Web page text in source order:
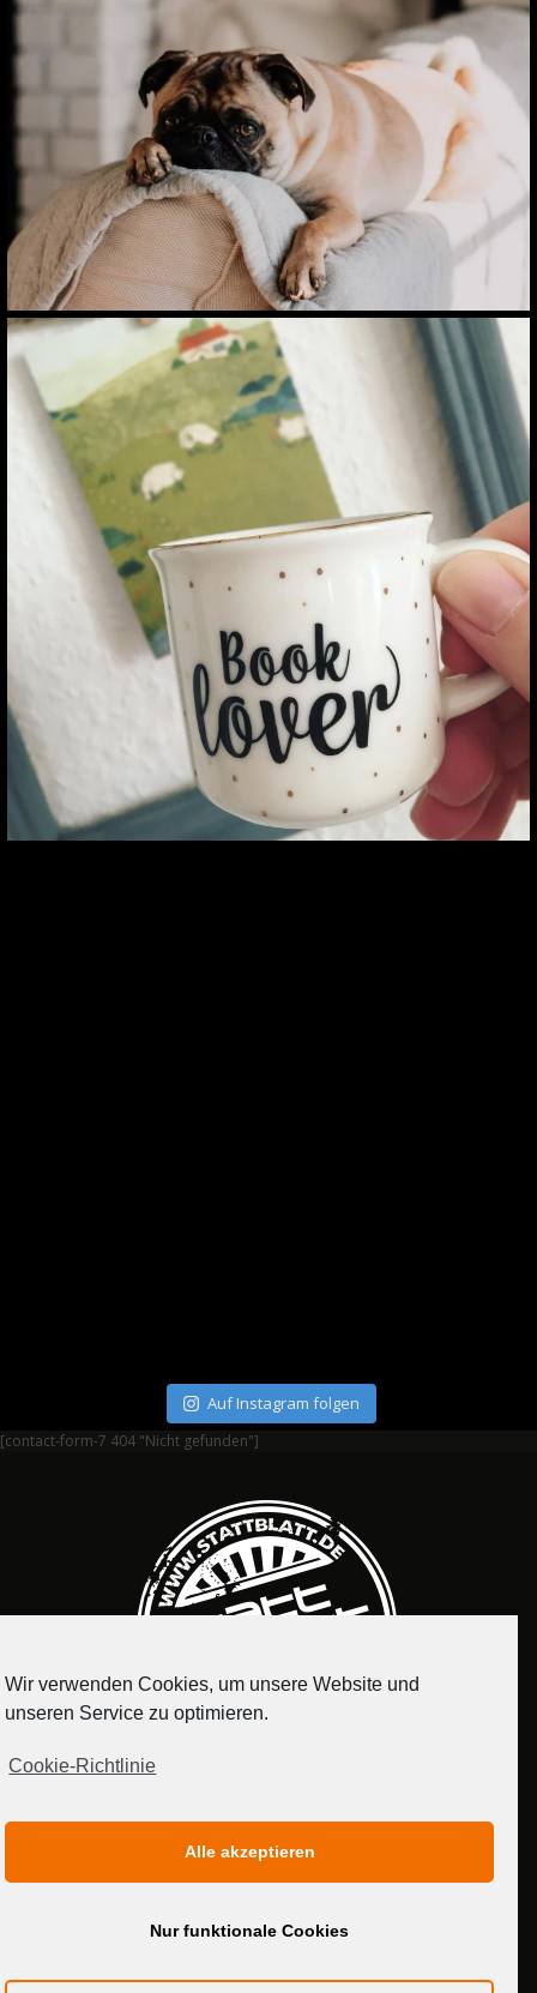
Auf Instagram folgen
[contact-form-7 404 "Nicht gefunden"]
MEDIADATEN
Wir verwenden Cookies, um unsere Website und
unseren Service zu optimieren.
Cookie-Richtlinie
Alle akzeptieren
Nur funktionale Cookies